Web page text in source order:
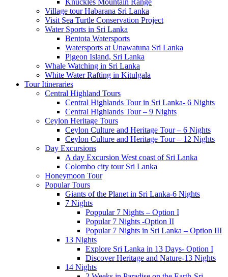
Knuckles Mountain Range
Village tour Habarana Sri Lanka
Visit Sea Turtle Conservation Project
Water Sports in Sri Lanka
Bentota Watersports
Watersports at Unawatuna Sri Lanka
Pigeon Island, Sri Lanka
Whale Watching in Sri Lanka
White Water Rafting in Kitulgala
Tour Itineraries
Central Highland Tours
Central Highlands Tour in Sri Lanka- 6 Nights
Central Highlands Tour – 9 Nights
Ceylon Heritage Tours
Ceylon Culture and Heritage Tour – 6 Nights
Ceylon Culture and Heritage Tour – 12 Nights
Day Excursions
A day Excursion West coast of Sri Lanka
Colombo city tour Sri Lanka
Honeymoon Tour
Popular Tours
Giants of the Planet in Sri Lanka-6 Nights
7 Nights
Poppular 7 Nights – Option I
Popular 7 Nights -Option II
Popular 7 Nights in Sri Lanka – Option III
13 Nights
Explore Sri Lanka in 13 Days- Option I
Discover Heritage and Nature-13 Nights
14 Nights